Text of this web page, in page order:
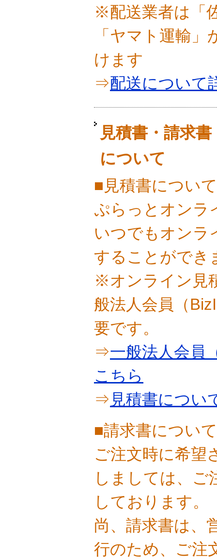
※配送業者は「
「ヤマト運輸
けます
⇒配送について
見積書・請求
について
■見積書について
ぷらっとオンラ
いつでもオンラ
することができ
※オンライン見
般法人会員（
要です。
⇒一般法人会員
こちら
⇒ 見積書につい
■請求書について
ご注文時に希望
しましては、ご
しております。
尚、請求書は、
行のため、ご注